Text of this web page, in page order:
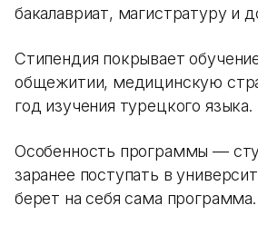
бакалавриат, магистратуру и
Стипендия покрывает
общежитии, медицинскую
год изучения турецкого языка.
Особенность программы —
заранее поступать в
берет на себя сама программа.